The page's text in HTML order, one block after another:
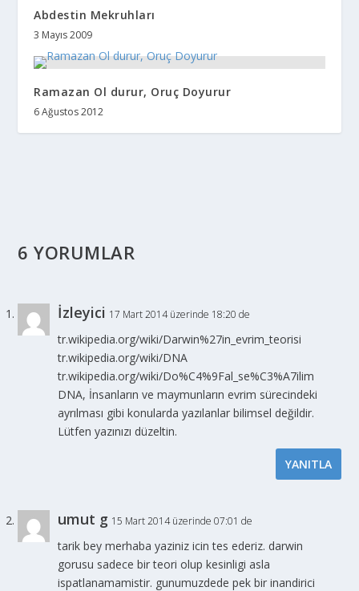
Abdestin Mekruhları
3 Mayıs 2009
Ramazan Ol durur, Oruç Doyurur
6 Ağustos 2012
6 YORUMLAR
İzleyici 17 Mart 2014 üzerinde 18:20 de
tr.wikipedia.org/wiki/Darwin%27in_evrim_teorisi
tr.wikipedia.org/wiki/DNA
tr.wikipedia.org/wiki/Do%C4%9Fal_se%C3%A7ilim
DNA, İnsanların ve maymunların evrim sürecindeki
ayrılması gibi konularda yazılanlar bilimsel değildir.
Lütfen yazınızı düzeltin.
YANITLA
umut g 15 Mart 2014 üzerinde 07:01 de
tarik bey merhaba yaziniz icin tes ederiz. darwin
gorusu sadece bir teori olup kesinligi asla
ispatlanamamistir. gunumuzdede pek bir inandirici